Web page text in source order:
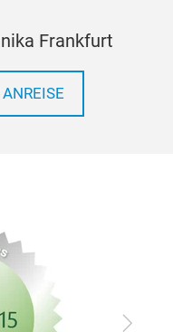
Frankfurt
Vor